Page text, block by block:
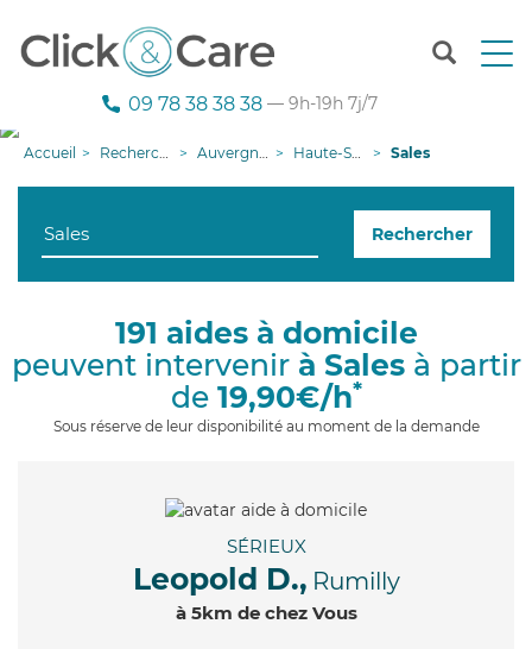
T
n
g
i
09 78 38 38 38 — 9h-19h 7j/7
Accueil Recherche aide à domicile Auvergne-Rhône-Alpes Haute-Savoie Sales
Rechercher
191 aides à domicile
peuvent intervenir à Salesà partir
de 19,90€/h*
Sous réserve de leur disponibilité au moment de la demande
SÉRIEUX
Leopold D., Rumilly
à 5km de chez Vous